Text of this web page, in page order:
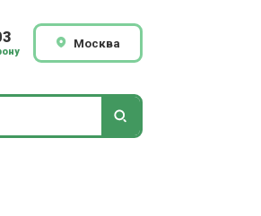
Москва